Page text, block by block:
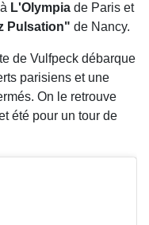
L'Olympia de Paris et
Pulsation" de Nancy.
de Vulfpeck débarque
parisiens et une
On le retrouve
été pour un tour de